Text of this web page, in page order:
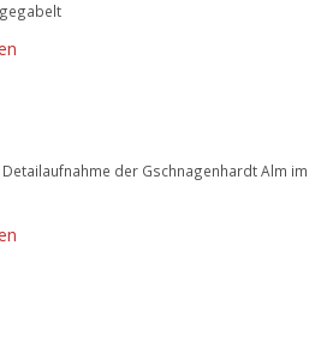
der Gschnagenhardt Alm im